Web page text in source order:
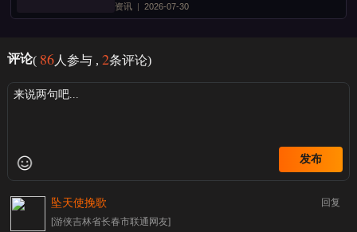
资讯 | 2026-07-30
评论( 86人参与 , 2条评论)
发布
坠天使挽歌
[游侠吉林省长春市联通网友]
回复